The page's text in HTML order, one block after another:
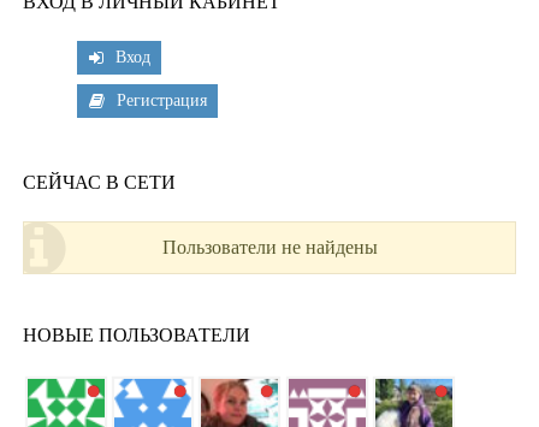
Вход
Регистрация
СЕЙЧАС В СЕТИ
Пользователи не найдены
НОВЫЕ ПОЛЬЗОВАТЕЛИ